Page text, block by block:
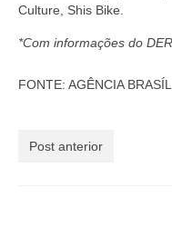
Culture, Shis Bike.
*Com informações do
FONTE: AGÊNCIA
Post anterior